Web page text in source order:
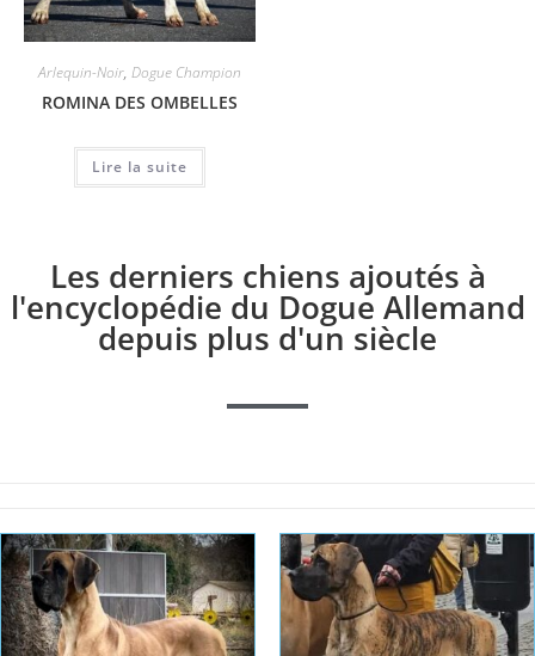
Arlequin-Noir, Dogue Champion
ROMINA DES OMBELLES
Lire la suite
Les derniers chiens ajoutés à
l'encyclopédie du Dogue Allemand
depuis plus d'un siècle